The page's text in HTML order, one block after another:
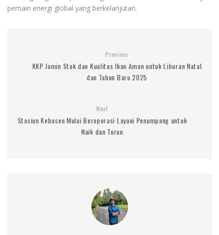
pemain energi global yang berkelanjutan.
Previous
KKP Jamin Stok dan Kualitas Ikan Aman untuk Liburan Natal
dan Tahun Baru 2025
Next
Stasiun Kebasen Mulai Beroperasi Layani Penumpang untuk
Naik dan Turun